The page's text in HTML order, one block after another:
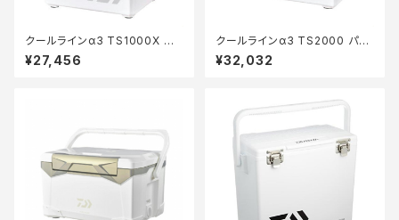
クールラインα3 TS1000X パ
ール
¥27,456
クールラインα3 TS2000 パー
ル
¥32,032